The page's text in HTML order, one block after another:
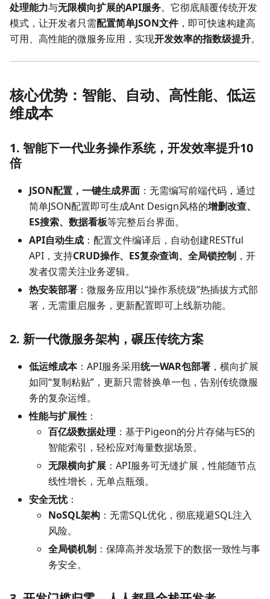
处理能力与无限横向扩展的API服务。它彻底颠覆传统开发
模式，让开发者只需配置简单JSON文件，即可快速构建高
可用、高性能的微服务应用，实现开发效率的指数级提升。
核心优势：智能、自动、高性能、低运
维成本
1. 智能下一代业务操作系统，开发效率提升10
倍
JSON配置，一键生成界面 ：无需编写前端代码，通过
简单JSON配置即可生成Ant Design风格的增删改查、
ES搜索、数据看板等完整后台界面。
API自动生成 ：配置文件编译后，自动创建RESTful
API，支持CRUD操作、ES复杂查询、全局锁控制 ，开
发者仅需关注业务逻辑。
热安装部署 ：微服务应用以“操作系统级”热插拔方式部
署，无需重启服务，更新配置即可上线新功能。
2. 新一代微服务架构，碾压传统方案
低运维成本：API服务采用统一WAR包部署 ，横向扩展
如同“复制粘贴”，更新只需替换单一包，告别传统微服
务的复杂运维。
性能与扩展性 ：
百亿级数据处理 ：基于Pigeon的分片存储与ES的
智能索引，轻松应对海量数据场景。
无限横向扩展 ：API服务可无缝扩展，性能随节点
线性增长，无单点瓶颈。
安全无忧：
NoSQL架构 ：无需SQL优化，彻底规避SQL注入
风险。
全局锁机制 ：保障高并发场景下的数据一致性与事
务安全。